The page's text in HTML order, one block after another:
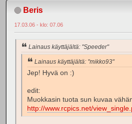
Beris
17.03.06 - klo: 07.06
Lainaus käyttäjältä: "Speeder"
Lainaus käyttäjältä: "mikko93"
Jep! Hyvä on :)
edit:
Muokkasin tuota sun kuvaa
http://www.rcpics.net/